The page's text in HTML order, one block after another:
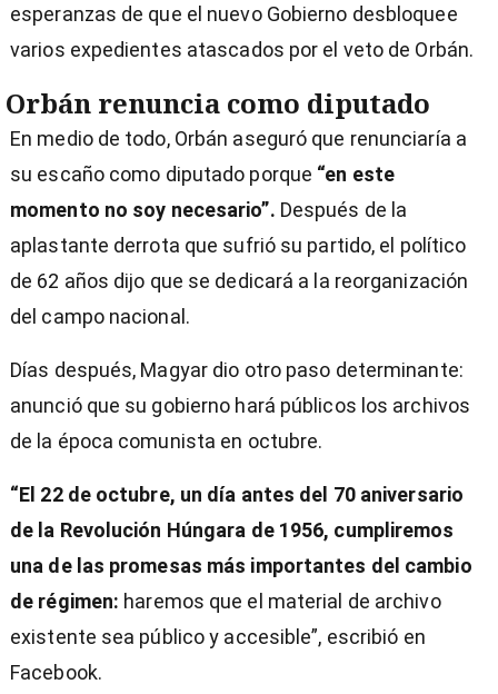
esperanzas de que el nuevo Gobierno desbloquee
varios expedientes atascados por el veto de Orbán.
Orbán renuncia como diputado
En medio de todo, Orbán aseguró que renunciaría a
su escaño como diputado porque “en este
momento no soy necesario”. Después de la
aplastante derrota que sufrió su partido, el político
de 62 años dijo que se dedicará a la reorganización
del campo nacional.
Días después, Magyar dio otro paso determinante:
anunció que su gobierno hará públicos los archivos
de la época comunista en octubre.
“El 22 de octubre, un día antes del 70 aniversario
de la Revolución Húngara de 1956, cumpliremos
una de las promesas más importantes del cambio
de régimen: haremos que el material de archivo
existente sea público y accesible”, escribió en
Facebook.